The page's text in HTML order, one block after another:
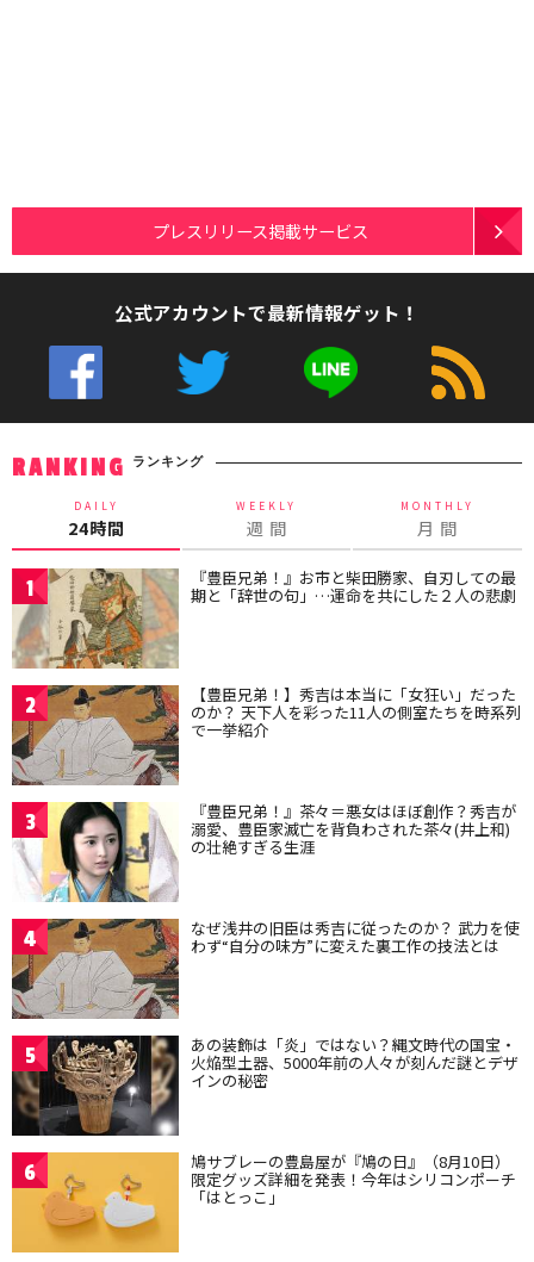
プレスリリース掲載サービス
公式アカウントで最新情報ゲット！
RANKING ランキング
DAILY
24時間
WEEKLY
週 間
MONTHLY
月 間
1 『豊臣兄弟！』お市と柴田勝家、自刃しての最
期と「辞世の句」…運命を共にした２人の悲劇
2 【豊臣兄弟！】秀吉は本当に「女狂い」だった
のか？ 天下人を彩った11人の側室たちを時系列
で一挙紹介
3 『豊臣兄弟！』茶々＝悪女はほぼ創作？秀吉が
溺愛、豊臣家滅亡を背負わされた茶々(井上和)
の壮絶すぎる生涯
4 なぜ浅井の旧臣は秀吉に従ったのか？ 武力を使
わず“自分の味方”に変えた裏工作の技法とは
5 あの装飾は「炎」ではない？縄文時代の国宝・
火焔型土器、5000年前の人々が刻んだ謎とデザ
インの秘密
6 鳩サブレーの豊島屋が『鳩の日』（8月10日）
限定グッズ詳細を発表！今年はシリコンポーチ
「はとっこ」